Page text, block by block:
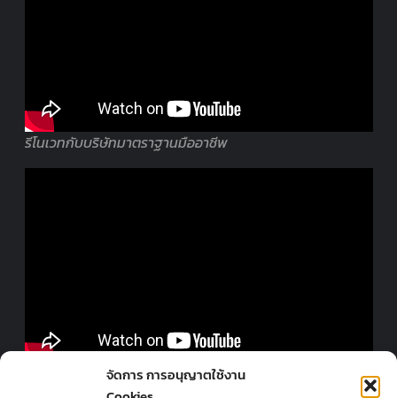
จัดการ การอนุญาตใช้งาน
รีโนเวทกับบริษัทมาตราฐานมืออาชีพ
ออกแบบร้านโดยมืออาชีพ